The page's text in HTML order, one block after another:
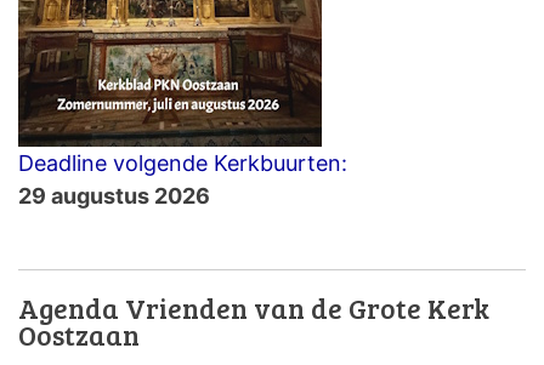
Deadline volgende Kerkbuurten:
29 augustus 2026
Agenda Vrienden van de Grote Kerk
Oostzaan